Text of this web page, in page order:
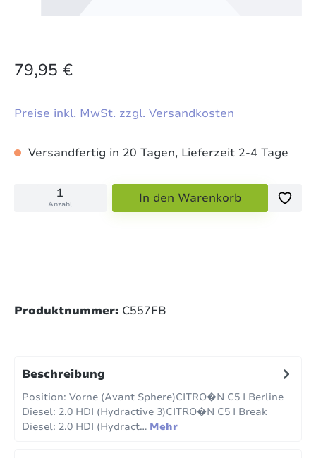
79,95 €
Preise inkl. MwSt. zzgl. Versandkosten
Versandfertig in 20 Tagen, Lieferzeit 2-4 Tage
Anzahl In den Warenkorb
Produktnummer: C557FB
Beschreibung
Position: Vorne (Avant Sphere)CITRO�N C5 I Berline
Diesel: 2.0 HDI (Hydractive 3)CITRO�N C5 I Break
Diesel: 2.0 HDI (Hydract… Mehr